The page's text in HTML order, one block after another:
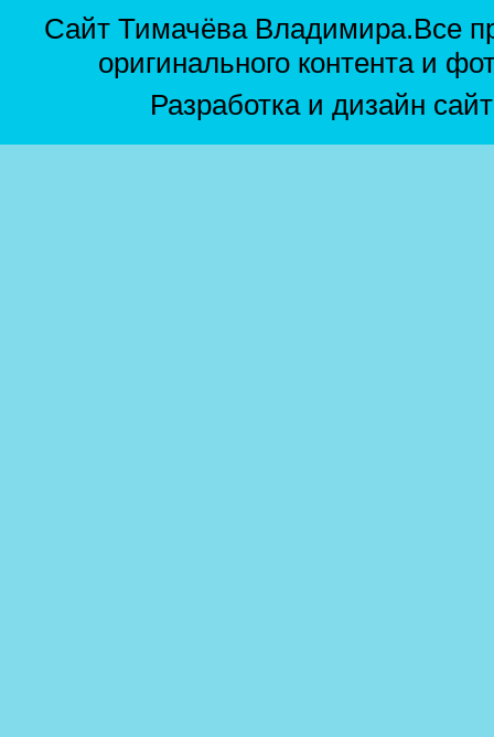
Сайт Тимачёва Владимира.Все
оригинального контента и
Разработка и дизайн